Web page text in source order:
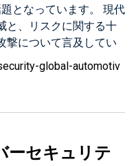
となっています。 現代
と、リスクに関する十
撃について言及してい
、現実の攻撃と脅威
年間に実際に 発生した
Mobilityへのすべ
リティ研究者によって
わたるデータを体系的
初の報告書にまとめ
global-automotiv
ーセキュリテ